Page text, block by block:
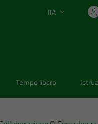
Lingua attiva:
ITA
Tempo libero